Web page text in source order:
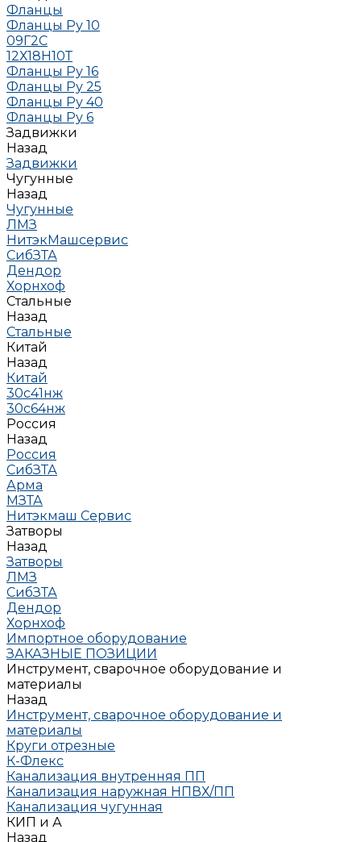
Фланцы
Фланцы Ру 10
09Г2С
12Х18Н10Т
Фланцы Ру 16
Фланцы Ру 25
Фланцы Ру 40
Фланцы Ру 6
Задвижки
Назад
Задвижки
Чугунные
Назад
Чугунные
ЛМЗ
НитэкМашсервис
СибЗТА
Дендор
Хорнхоф
Стальные
Назад
Стальные
Китай
Назад
Китай
30с41нж
30с64нж
Россия
Назад
Россия
СибЗТА
Арма
МЗТА
Нитэкмаш Сервис
Затворы
Назад
Затворы
ЛМЗ
СибЗТА
Дендор
Хорнхоф
Импортное оборудование
ЗАКАЗНЫЕ ПОЗИЦИИ
Инструмент, сварочное оборудование и
материалы
Назад
Инструмент, сварочное оборудование и
материалы
Круги отрезные
К-Флекс
Канализация внутренняя ПП
Канализация наружная НПВХ/ПП
Канализация чугунная
КИП и А
Назад